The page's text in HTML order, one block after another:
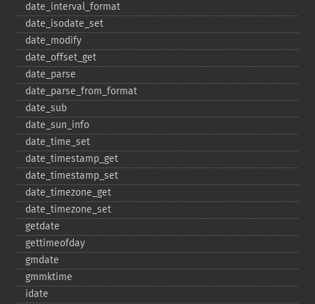
date_​interval_​format
date_​isodate_​set
date_​modify
date_​offset_​get
date_​parse
date_​parse_​from_​format
date_​sub
date_​sun_​info
date_​time_​set
date_​timestamp_​get
date_​timestamp_​set
date_​timezone_​get
date_​timezone_​set
getdate
gettimeofday
gmdate
gmmktime
idate